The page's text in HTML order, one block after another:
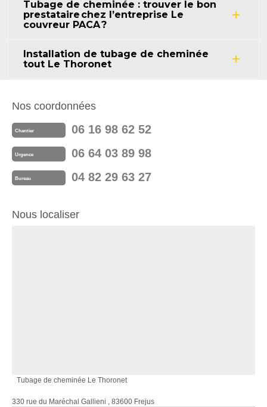
Tubage de cheminée : trouver le bon
prestataire chez l’entreprise Le
couvreur PACA ?
Installation de tubage de cheminée
tout Le Thoronet
Nos coordonnées
Chantier 06 16 98 62 52
Urgence 06 64 03 89 98
Bureau 04 82 29 63 27
Nous localiser
Tubage de cheminée Le Thoronet
330 rue du Maréchal Gallieni , 83600 Frejus